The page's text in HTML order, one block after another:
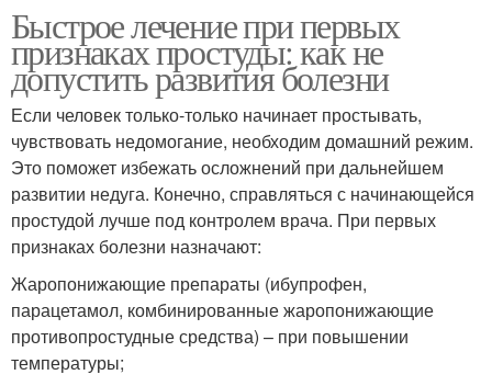
Быстрое лечение при первых
признаках простуды: как не
допустить развития болезни
Если человек только-только начинает простывать,
чувствовать недомогание, необходим домашний режим.
Это поможет избежать осложнений при дальнейшем
развитии недуга. Конечно, справляться с начинающейся
простудой лучше под контролем врача. При первых
признаках болезни назначают:
Жаропонижающие препараты (ибупрофен,
парацетамол, комбинированные жаропонижающие
противопростудные средства) – при повышении
температуры;